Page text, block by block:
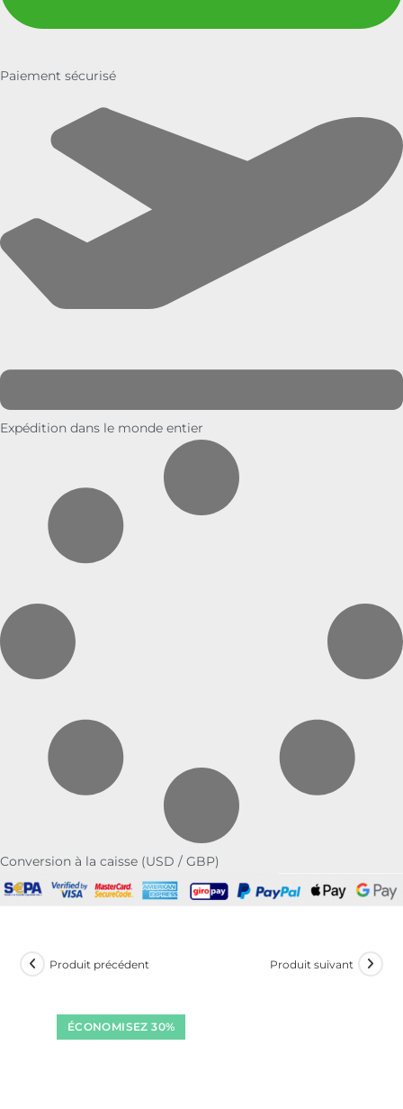
Paiement sécurisé
Expédition dans le monde entier
Conversion à la caisse (USD / GBP)
ÉCONOMISEZ 30%
Produit précédent Produit suivant